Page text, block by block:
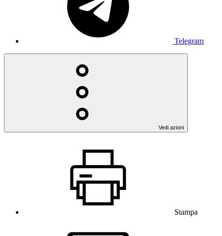
Telegram
Vedi azioni
Stampa